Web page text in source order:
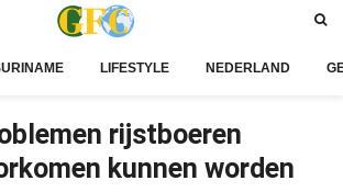
LIFESTYLE NEDERLAND
rijstboeren
kunnen worden